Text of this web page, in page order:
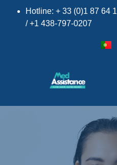
Hotline: + 33 (0)1 87 64
/ +1 438-797-0207